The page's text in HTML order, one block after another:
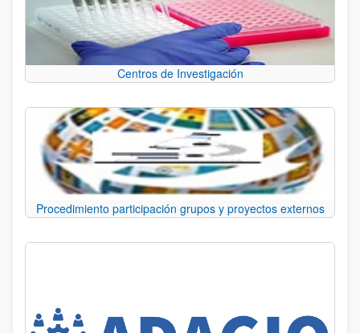
Centros de Investigación
Procedimiento participación grupos y proyectos externos